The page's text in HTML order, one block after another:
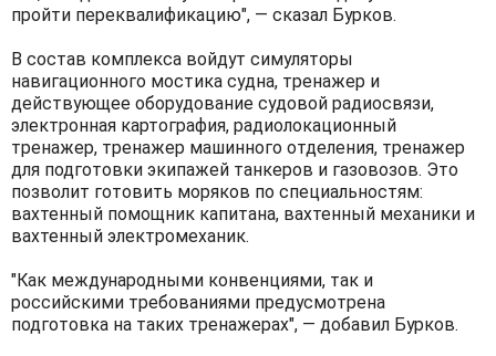
пройти переквалификацию", — сказал Бурков.
В состав комплекса войдут симуляторы
навигационного мостика судна, тренажер и
действующее оборудование судовой радиосвязи,
электронная картография, радиолокационный
тренажер, тренажер машинного отделения, тренажер
для подготовки экипажей танкеров и газовозов. Это
позволит готовить моряков по специальностям:
вахтенный помощник капитана, вахтенный механики и
вахтенный электромеханик.
"Как международными конвенциями, так и
российскими требованиями предусмотрена
подготовка на таких тренажерах", — добавил Бурков.